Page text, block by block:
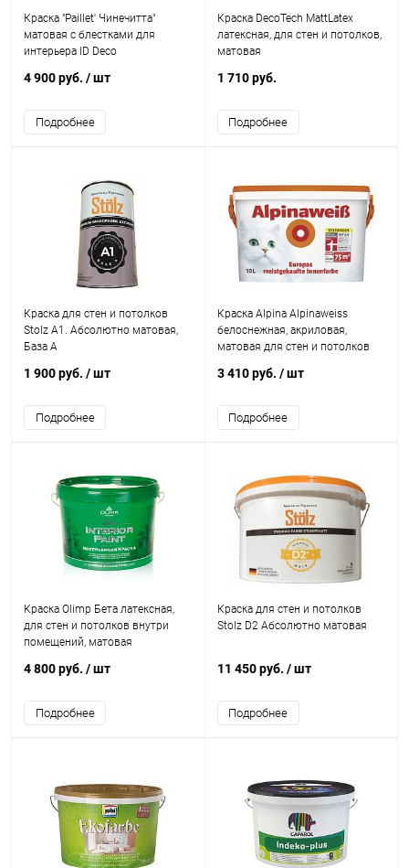
Краска "Paillet' Чинечитта"
матовая с блестками для
интерьера ID Deco
4 900 руб. / шт
Подробнее
Краска DecoTech MattLatex
латексная, для стен и потолков,
матовая
1 710 руб.
Подробнее
Краска для стен и потолков
Stolz A1. Абсолютно матовая,
База А
1 900 руб. / шт
Подробнее
Краска Alpina Alpinaweiss
белоснежная, акриловая,
матовая для стен и потолков
3 410 руб. / шт
Подробнее
Краска Olimp Бета латексная,
для стен и потолков внутри
помещений, матовая
4 800 руб. / шт
Подробнее
Краска для стен и потолков
Stolz D2 Абсолютно матовая
11 450 руб. / шт
Подробнее